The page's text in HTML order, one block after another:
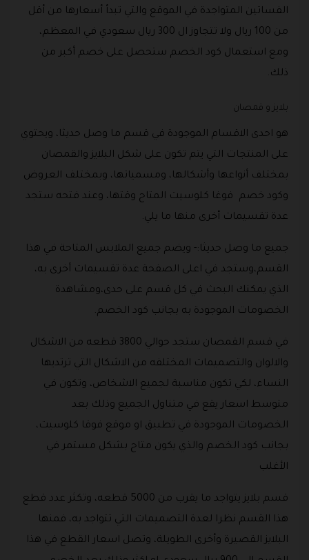
الفساتين المتواجدة في الموقع والتي تبدأ أسعارها من أقل
من 100 ريال ولا تتجاوز ال 300 ريال سعودي في المعظم،
ومع استعمال كود الخصم ستحصل على خصم أكبر من
ذلك.
بلايز و قمصان
هو احدى الاقسام الموجودة في قسم ما وصل حديثا، ويحتوي
على المنتجات التي يتم تكون على شكل البلايز والقمصان
بمختلف أنواعها وأشكالها، ومسمياتها، وبمختلف العروض
وكود خصم فوغا كلوسيت المتاح وقتها، وعند فتحه ستجد
عدة تقسيمات أخرى منها ما يلي.
جميع ما وصل حديثا:- ويضم جميع الملابس المتاحة في هذا
القسم،وستجد في اعلى الصفحة عدة تقسيمات أخرى به،
الذي يمكنك البحث في كل قسم على حدى،ومشاهدة
الخصومات الموجودة به بجانب كود الخصم.
في قسم القمصان ستجد حوالي 3800 قطعه من الاشكال
والالوان والتصميمات المختلفه من الاشكال التي ترتديها
النساء، لكي تكون مناسبة لجميع الاشخاص، وتكون في
متوسط اسعار يقع في متناول الجميع وذلك بعد
الخصومات الموجودة في تطبيق او موقع فوقا كلوسيت،
بجانب كود الخصم والذي يكون متاح بشكل مستمر في
الأغلب
قسم بلايز يتواجد ما يقرب من 5000 قطعه، وتكثر عدد قطع
هذا القسم نظرا لعدة التصميمات التي تتواجد به، فمنها
البلايز القصيرة وأخرى الطويلة، وتصل اسعار القطع في هذا